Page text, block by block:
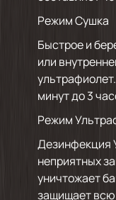
Режим Сушка
Быстрое и
или
минут до 3
Режим
Дезинфекция
неприятных
уничтожает
защищает